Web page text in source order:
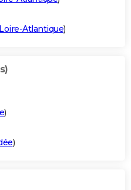
Atlantique)
)
)